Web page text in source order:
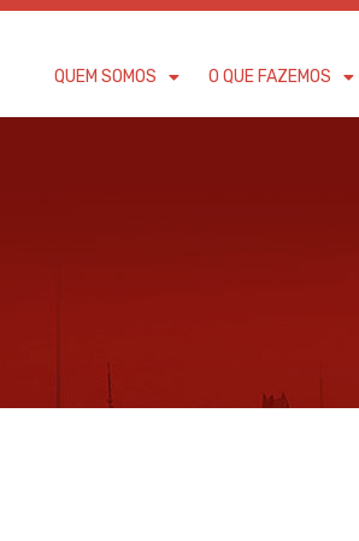
QUEM SOMOS O QUE FAZEMOS